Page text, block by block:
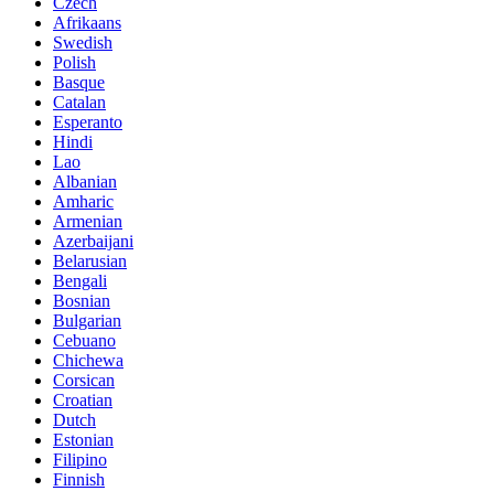
Afrikaans
Swedish
Polish
Basque
Catalan
Esperanto
Hindi
Lao
Albanian
Amharic
Armenian
Azerbaijani
Belarusian
Bengali
Bosnian
Bulgarian
Cebuano
Chichewa
Corsican
Croatian
Dutch
Estonian
Filipino
Finnish